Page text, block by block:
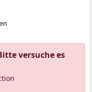
versuche es